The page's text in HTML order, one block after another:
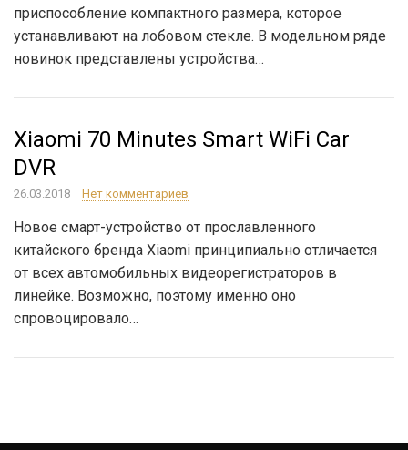
приспособление компактного размера, которое
устанавливают на лобовом стекле. В модельном ряде
новинок представлены устройства…
Xiaomi 70 Minutes Smart WiFi Car
DVR
26.03.2018 Нет комментариев
Новое смарт-устройство от прославленного
китайского бренда Xiaomi принципиально отличается
от всех автомобильных видеорегистраторов в
линейке. Возможно, поэтому именно оно
спровоцировало…